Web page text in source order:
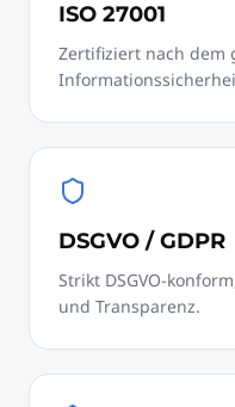
ISO 27001
Zertifiziert nach dem
DSGVO / GDPR
Strikt DSGVO-
und Transparenz.